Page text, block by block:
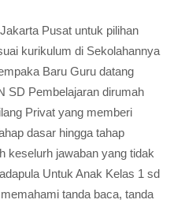
Pusat untuk pilihan
kurikulum di Sekolahannya
Baru Guru datang
SD Pembelajaran dirumah
Privat yang memberi
dasar hingga tahap
keselurh jawaban yang tidak
Untuk Anak Kelas 1 sd
tanda baca, tanda